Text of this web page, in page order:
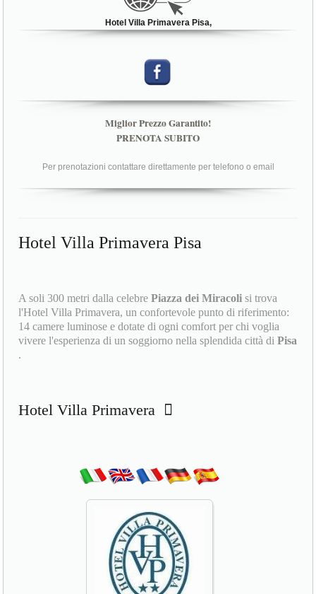
Hotel Villa Primavera Pisa,
Miglior Prezzo Garantito!
PRENOTA SUBITO
Per prenotazioni contattare direttamente per telefono o email
Hotel Villa Primavera Pisa
A soli 300 metri dalla celebrePiazza dei Miracoli si trova
l'Hotel Villa Primavera, un confortevole punto di riferimento:
14 camere luminose e dotate di ogni comfort per chi voglia
vivere l'esperienza di un soggiorno nella splendida città diPisa
.
Hotel Villa Primavera